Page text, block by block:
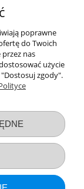
z
się do
różnych
poprawne
do Twoich
nas
użycie
zgody".